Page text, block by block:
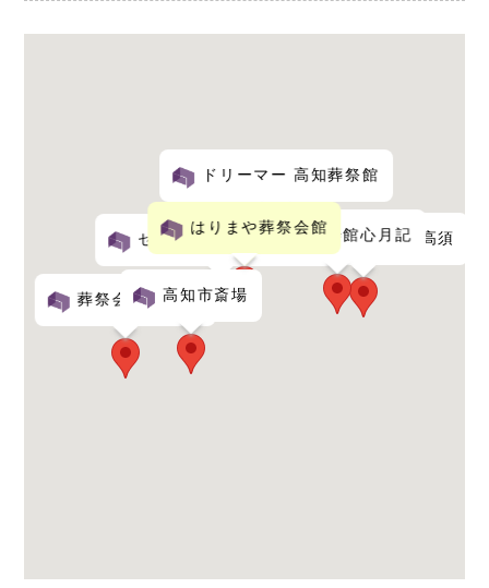
はりまや葬祭会館
ベルモニー会館高須
葬祭会館 さくら
セレモニーホール 風水晶
ドリーマー 高知葬祭館
葬祭会館心月記
高知市斎場